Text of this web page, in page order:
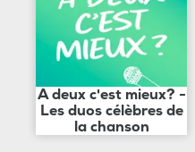
A deux c'est mieux? -
Les duos célèbres de
la chanson